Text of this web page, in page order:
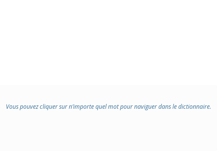
Vous pouvez cliquer sur n’importe quel mot pour naviguer dans le dictionnaire.